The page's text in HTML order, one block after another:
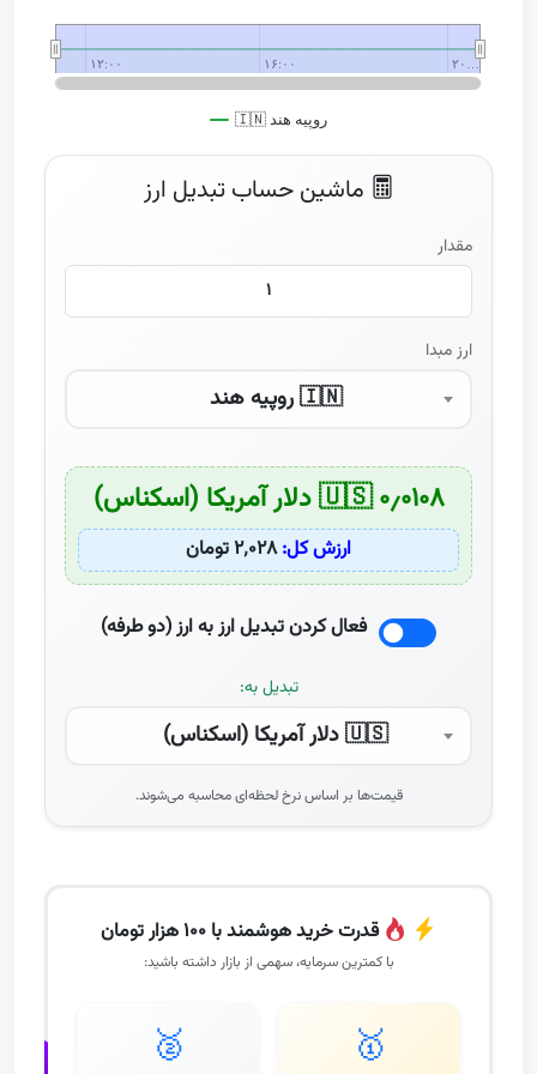
🇮🇳 روپیه هند
۱۲:۰۰
۱۲:۰۰ ۱۶:۰۰
۱۶:۰۰ ۲۰…
۲۰…
End of interactive chart.
ماشین حساب تبدیل ارز
مقدار
ارز مبدا
🇮🇳 روپیه هند
۰٫۰۱۰۸ 🇺🇸 دلار آمریکا (اسکناس)
ارزش کل:۲٬۰۲۸ تومان
فعال کردن تبدیل ارز به ارز (دو طرفه)
تبدیل به:
🇺🇸 دلار آمریکا (اسکناس)
قیمت‌ها بر اساس نرخ لحظه‌ای محاسبه می‌شوند.
قدرت خرید هوشمند با ۱۰۰ هزار تومان
با کمترین سرمایه، سهمی از بازار داشته باشید:
🥇
🥈